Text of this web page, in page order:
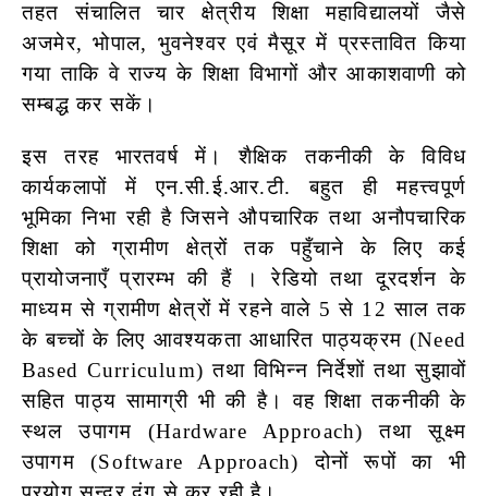
तहत संचालित चार क्षेत्रीय शिक्षा महाविद्यालयों जैसे
अजमेर, भोपाल, भुवनेश्वर एवं मैसूर में प्रस्तावित किया
गया ताकि वे राज्य के शिक्षा विभागों और आकाशवाणी को
सम्बद्ध कर सकें।
इस तरह भारतवर्ष में। शैक्षिक तकनीकी के विविध
कार्यकलापों में एन.सी.ई.आर.टी. बहुत ही महत्त्वपूर्ण
भूमिका निभा रही है जिसने औपचारिक तथा अनौपचारिक
शिक्षा को ग्रामीण क्षेत्रों तक पहुँचाने के लिए कई
प्रायोजनाएँ प्रारम्भ की हैं । रेडियो तथा दूरदर्शन के
माध्यम से ग्रामीण क्षेत्रों में रहने वाले 5 से 12 साल तक
के बच्चों के लिए आवश्यकता आधारित पाठ्यक्रम (Need
Based Curriculum) तथा विभिन्न निर्देशों तथा सुझावों
सहित पाठ्य सामाग्री भी की है। वह शिक्षा तकनीकी के
स्थल उपागम (Hardware Approach) तथा सूक्ष्म
उपागम (Software Approach) दोनों रूपों का भी